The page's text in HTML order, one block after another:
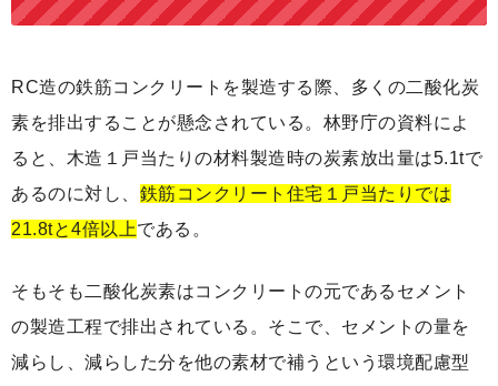
RC造の鉄筋コンクリートを製造する際、多くの二酸化炭
素を排出することが懸念されている。林野庁の資料によ
ると、木造１戸当たりの材料製造時の炭素放出量は5.1tで
あるのに対し、 鉄筋コンクリート住宅１戸当たりでは
21.8tと4倍以上である。
そもそも二酸化炭素はコンクリートの元であるセメント
の製造工程で排出されている。そこで、セメントの量を
減らし、減らした分を他の素材で補うという環境配慮型